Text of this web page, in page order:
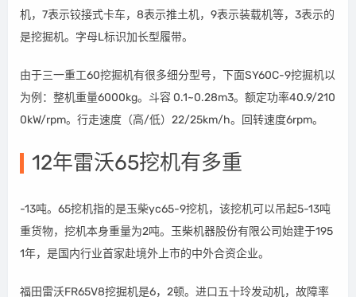
机，7表示铰接式卡车，8表示推土机，9表示装载机等，3表示的
是挖掘机。字母L标识加长型履带。
由于三一重工60挖掘机有很多细分型号，下面SY60C-9挖掘机以
为例：整机重量6000kg。斗容 0.1~0.28m3。额定功率40.9/210
0kW/rpm。行走速度（高/低）22/25km/h。回转速度6rpm。
12年雷沃65挖机有多重
-13吨。65挖机指的是玉柴yc65-9挖机，该挖机可以吊起5-13吨
重货物，挖机本身重量为2吨。玉柴机器股份有限公司始建于195
1年，是国内行业首家赴境外上市的中外合资企业。
福田雷沃FR65V8挖掘机是6，2顿。进口五十玲发动机，故障率